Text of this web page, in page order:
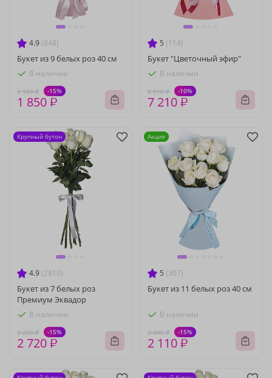
4.9 (848)
Букет из 9 белых роз 40 см
В наличии
2 180 ₽ -15%
1 850 ₽
5 (114)
Букет "Цветочный эфир"
В наличии
8 010 ₽ -10%
7 210 ₽
4.9 (2810)
Букет из 7 белых роз
Премиум Эквадор
В наличии
3 200 ₽ -15%
2 720 ₽
Крупный бутон
5 (307)
Букет из 11 белых роз 40 см
В наличии
2 480 ₽ -15%
2 110 ₽
Акция